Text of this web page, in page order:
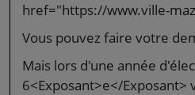
href="https://www.ville-
Vous pouvez faire votre
Mais lors d'une année
6<Exposant>e</